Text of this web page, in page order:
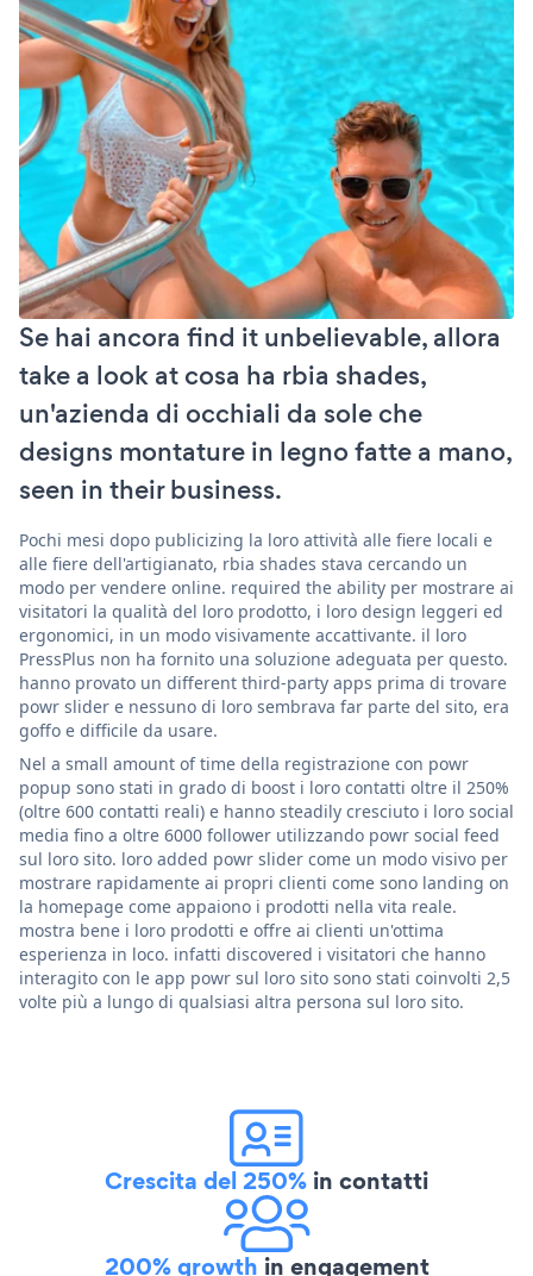
Se hai ancora find it unbelievable, allora
take a look at cosa ha rbia shades,
un'azienda di occhiali da sole che
designs montature in legno fatte a mano,
seen in their business.
Pochi mesi dopo publicizing la loro attività alle fiere locali e
alle fiere dell'artigianato, rbia shades stava cercando un
modo per vendere online. required the ability per mostrare ai
visitatori la qualità del loro prodotto, i loro design leggeri ed
ergonomici, in un modo visivamente accattivante. il loro
PressPlus non ha fornito una soluzione adeguata per questo.
hanno provato un different third-party apps prima di trovare
powr slider e nessuno di loro sembrava far parte del sito, era
goffo e difficile da usare.
Nel a small amount of time della registrazione con powr
popup sono stati in grado di boost i loro contatti oltre il 250%
(oltre 600 contatti reali) e hanno steadily cresciuto i loro social
media fino a oltre 6000 follower utilizzando powr social feed
sul loro sito. loro added powr slider come un modo visivo per
mostrare rapidamente ai propri clienti come sono landing on
la homepage come appaiono i prodotti nella vita reale.
mostra bene i loro prodotti e offre ai clienti un'ottima
esperienza in loco. infatti discovered i visitatori che hanno
interagito con le app powr sul loro sito sono stati coinvolti 2,5
volte più a lungo di qualsiasi altra persona sul loro sito.
Crescita del 250% in contatti
200% growth in engagement